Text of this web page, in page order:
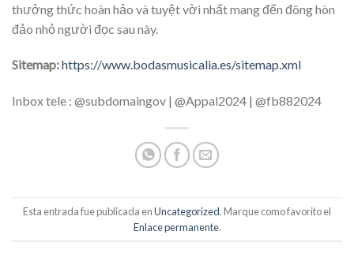
thưởng thức hoàn hảo và tuyệt vời nhất mang đến đông hòn
đảo nhỏ người đọc sau này.
Sitemap:https://www.bodasmusicalia.es/sitemap.xml
Inbox tele : @subdomaingov | @Appal2024 | @fb882024
Esta entrada fue publicada enUncategorized. Marque como favorito el
Enlace permanente.